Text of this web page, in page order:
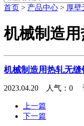
首页 > 产品中心 > 厚壁
机械制造
机械制造用热轧无缝
2023.04.20 人气： 0
上一篇
下一篇